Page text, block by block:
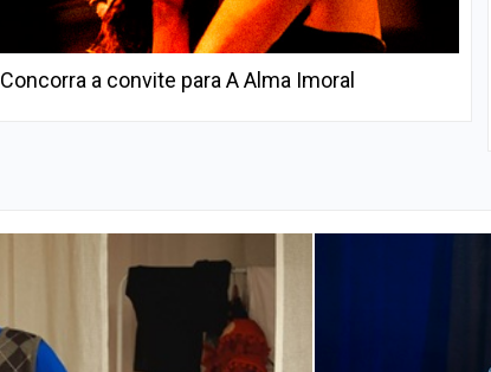
Concorra a convite para A Alma Imoral